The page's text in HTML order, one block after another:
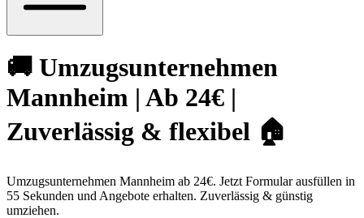
🚚 Umzugsunternehmen
Mannheim | Ab 24€ |
Zuverlässig & flexibel 🏠
Umzugsunternehmen Mannheim ab 24€. Jetzt Formular ausfüllen in
55 Sekunden und Angebote erhalten. Zuverlässig & günstig
umziehen.